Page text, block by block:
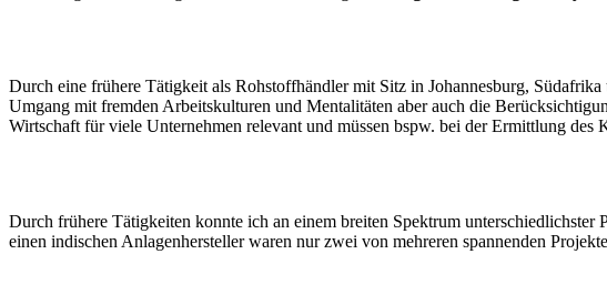
Durch eine frühere Tätigkeit als Rohstoffhändler mit Sitz in Johannesburg,
Umgang mit fremden Arbeitskulturen und Mentalitäten aber auch die
Wirtschaft für viele Unternehmen relevant und müssen bspw. bei der Ermittlung des
Durch frühere Tätigkeiten konnte ich an einem breiten Spektrum
einen indischen Anlagenhersteller waren nur zwei von mehreren spannenden